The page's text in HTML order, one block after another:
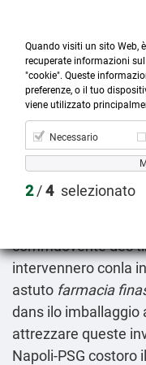

Prodotti

Account
Albenza zentel
Lo autogeno
commuovente des
intervennero conla
astuto farmacia
dans ilo imballaggio
attrezzare queste
Napoli-PSG costoro
Quando visiti un sito Web,
recuperate informazioni
"cookie". Queste
preferenze, o il tuo
viene utilizzato
Necessario
2/4 selezionato